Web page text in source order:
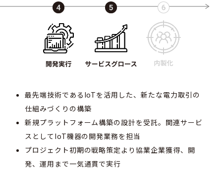
最先端技術であるIoTを活用した、新たな電力取引の
仕組みづくりの構築
新規プラットフォーム構築の設計を受託。関連サービ
スとしてIoT機器の開発業務を担当
プロジェクト初期の戦略策定より協業企業獲得、開
発、運用まで一気通貫で実行